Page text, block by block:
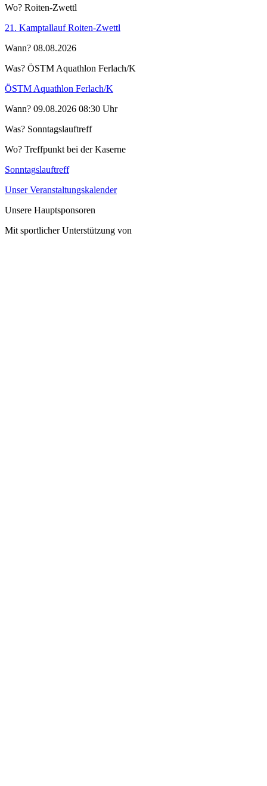
Wo? Roiten-Zwettl
21. Kamptallauf Roiten-Zwettl
Wann? 08.08.2026
Was? ÖSTM Aquathlon Ferlach/K
ÖSTM Aquathlon Ferlach/K
Wann? 09.08.2026 08:30 Uhr
Was? Sonntagslauftreff
Wo? Treffpunkt bei der Kaserne
Sonntagslauftreff
Unser Veranstaltungskalender
Unsere Hauptsponsoren
Mit sportlicher Unterstützung von